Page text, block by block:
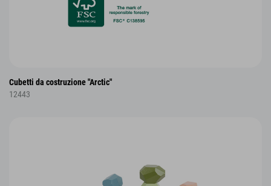
Cubetti da costruzione "Arctic"
12443